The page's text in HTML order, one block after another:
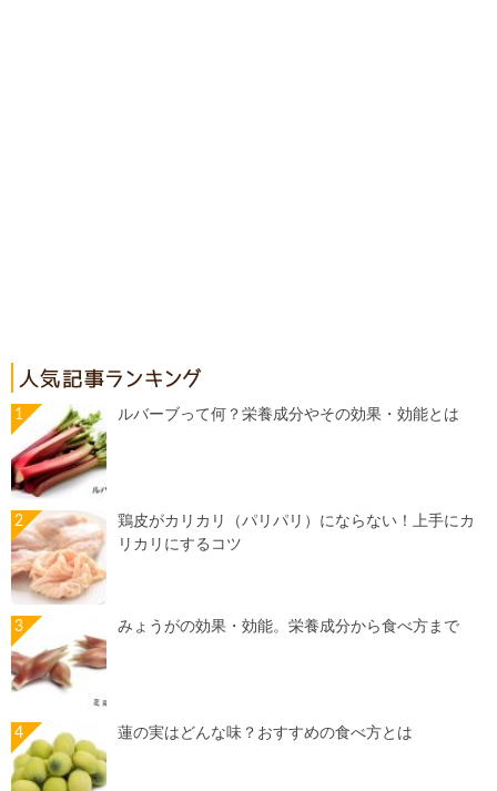
ルバーブって何？栄養成分やその効果・効能とは
鶏皮がカリカリ（パリパリ）にならない！上手にカ
リカリにするコツ
みょうがの効果・効能。栄養成分から食べ方まで
蓮の実はどんな味？おすすめの食べ方とは